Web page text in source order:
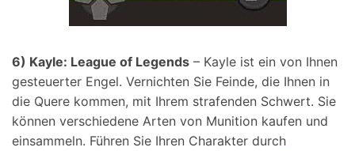
6) Kayle: League of Legends – Kayle ist ein von Ihnen
gesteuerter Engel. Vernichten Sie Feinde, die Ihnen in
die Quere kommen, mit Ihrem strafenden Schwert. Sie
können verschiedene Arten von Munition kaufen und
einsammeln. Führen Sie Ihren Charakter durch